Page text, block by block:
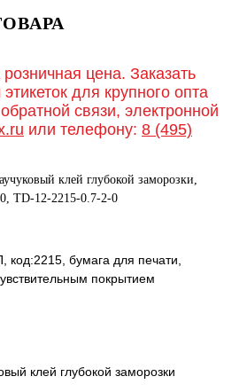
цена. Заказать
для крупного опта
связи, электронной
или телефону: 8 (495)
клей глубокой заморозки,
TD-12-2215-0.7-2-0
бумага для печати,
покрытием
клей глубокой заморозки